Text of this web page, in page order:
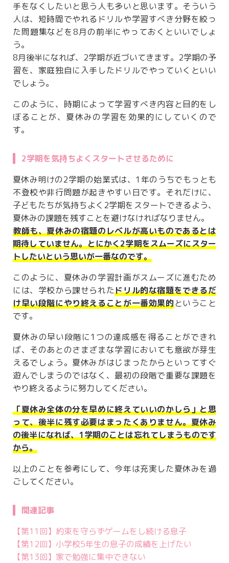
手をなくしたいと思う人も多いと思います。そういう
人は、短時間でやれるドリルや学習すべき分野を絞っ
た問題集などを8月の前半にやっておくといいでしょ
う。
8月後半になれば、2学期が近づいてきます。2学期の予
習を、家庭独自に入手したドリルでやっていくといい
でしょう。
このように、時期によって学習すべき内容と目的をし
ぼることが、夏休みの学習を効果的にしていくので
す。
2学期を気持ちよくスタートさせるために
夏休み明けの2学期の始業式は、1年のうちでもっとも
不登校や非行問題が起きやすい日です。それだけに、
子どもたちが気持ちよく2学期をスタートできるよう、
夏休みの課題を残すことを避けなければなりません。
教師も、夏休みの宿題のレベルが高いものであるとは
期待していません。とにかく2学期をスムーズにスター
トしたいという思いが一番なのです。
このように、夏休みの学習計画がスムーズに進むため
には、学校から課せられたドリル的な宿題をできるだ
け早い段階にやり終えることが一番効果的ということ
です。
夏休みの早い段階に1つの達成感を得ることができれ
ば、そのあとのさまざまな学習においても意欲が芽生
えるでしょう。夏休みがはじまったからといってすぐ
遊んでしまうのではなく、最初の段階で重要な課題を
やり終えるように努力してください。
「夏休み全体の分を早めに終えていいのかしら」と思
って、後半に残す必要はまったくありません。夏休み
の後半になれば、1学期のことは忘れてしまうものです
から。
以上のことを参考にして、今年は充実した夏休みを過
ごしてください。
関連記事
【第11回】約束を守らずゲームをし続ける息子
【第12回】小学校5年生の息子の成績を上げたい
【第13回】家で勉強に集中できない